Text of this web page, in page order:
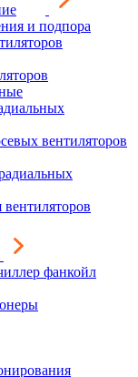
и подпора
вентиляторов
фанкойл